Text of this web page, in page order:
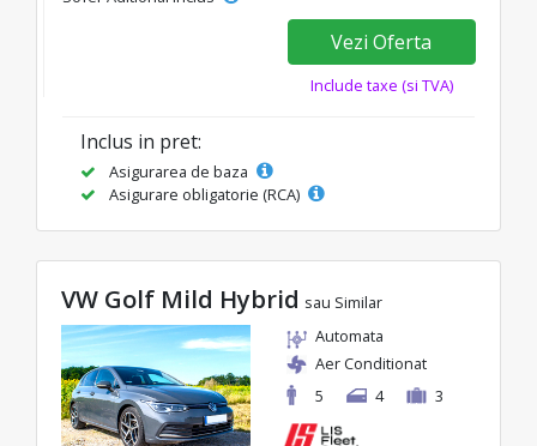
Vezi Oferta
Include taxe (si TVA)
Inclus in pret:
Asigurarea de baza
Asigurare obligatorie (RCA)
VW Golf Mild Hybrid sau Similar
Automata
Aer Conditionat
5
4 3